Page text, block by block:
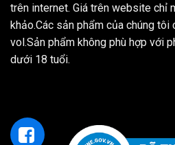
trên internet. Giá trên website chỉ
khảo.Các sản phẩm của chúng
vol.Sản phẩm không phù hợp với
dưới 18 tuổi.